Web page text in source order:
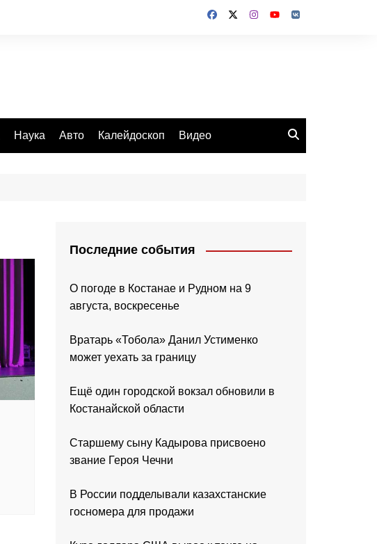
Наука Авто Калейдоскоп Видео
Последние события
О погоде в Костанае и Рудном на 9
августа, воскресенье
Вратарь «Тобола» Данил Устименко
может уехать за границу
Ещё один городской вокзал обновили в
Костанайской области
Старшему сыну Кадырова присвоено
звание Героя Чечни
В России подделывали казахстанские
госномера для продажи